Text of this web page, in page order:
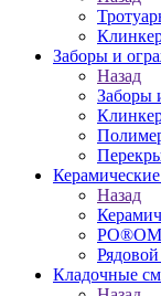
Заборы и
Назад
Заборы
Назад
Кладочные